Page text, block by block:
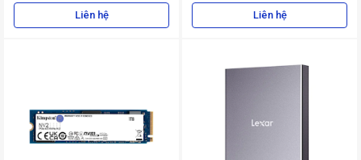
Liên hệ Liên hệ